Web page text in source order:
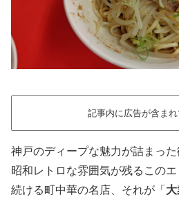
記事内に広告が含まれ
神戸のディープな魅力が詰まった
昭和レトロな雰囲気が残るこの
続ける町中華の名店、それが「